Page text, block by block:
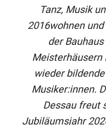
Tanz, Musik
2016wohnen
der
wieder
Musiker:innen.
Dessau freut
Jubiläumsjahr